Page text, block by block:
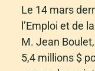
Le 14 mars
l’Emploi et de
M. Jean Boulet,
5,4 millions $